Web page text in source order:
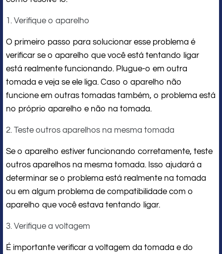
1. Verifique o aparelho
O primeiro passo para solucionar esse problema é
verificar se o aparelho que você está tentando ligar
está realmente funcionando. Plugue-o em outra
tomada e veja se ele liga. Caso o aparelho não
funcione em outras tomadas também, o problema está
no próprio aparelho e não na tomada.
2. Teste outros aparelhos na mesma tomada
Se o aparelho estiver funcionando corretamente, teste
outros aparelhos na mesma tomada. Isso ajudará a
determinar se o problema está realmente na tomada
ou em algum problema de compatibilidade com o
aparelho que você estava tentando ligar.
3. Verifique a voltagem
É importante verificar a voltagem da tomada e do